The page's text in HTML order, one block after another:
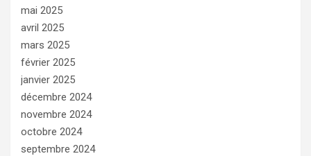
mai 2025
avril 2025
mars 2025
février 2025
janvier 2025
décembre 2024
novembre 2024
octobre 2024
septembre 2024